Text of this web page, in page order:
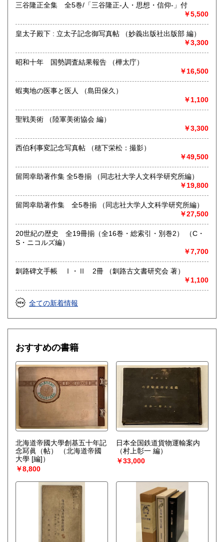
沿線名：地下鉄南北線
営業時間：12:00～18:00
定休日：日曜・月曜・祝日
書籍の買取について
取り扱い分野
https://www.konando-kosho.com
三谷隆正全集 全5巻/「三谷隆正-人・思想・信仰-」付
￥5,500
皇太子殿下 : 立太子記念御写真帖 （妙義出版社出版部 編）
￥3,300
昭和十年 国勢調査結果報告 （樺太庁）
￥16,500
蝦夷地の医事と医人 （島田保久）
￥1,100
聖戦美術 （陸軍美術協会 編）
￥3,300
西伯利事変記念写真帖 （穂下栄松：撮影）
￥49,500
留岡幸助著作集 全5巻揃 （同志社大学人文科学研究所編）
￥19,800
留岡幸助著作集 全5巻揃 （同志社大学人文科学研究所編）
￥27,500
20世紀の歴史 全19冊揃（全16巻・総索引・別巻2） （C・
S・ニコルズ編）
￥7,700
釧路碑文手帳 Ⅰ・Ⅱ 2冊 （釧路古文書研究会 著）
￥1,100
全ての新着情報
おすすめの書籍
北海道帝國大學創基五十年記
念冩眞（帖）
（北海道帝國
大學 [編]）
￥8,800
日本全国鉄道貨物運輸案内
（村上彰一 編）
￥33,000